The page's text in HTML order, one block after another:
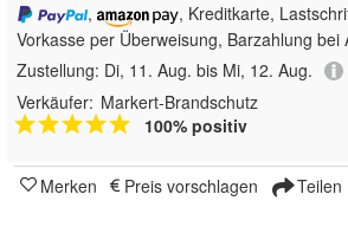
,
, Kreditkarte,
Vorkasse per Überweisung, Barzahlung bei
Zustellung: Di, 11. Aug. bis Mi, 12. Aug.
Verkäufer: Markert-Brandschutz
100% positiv
Merken Preis vorschlagen Teilen